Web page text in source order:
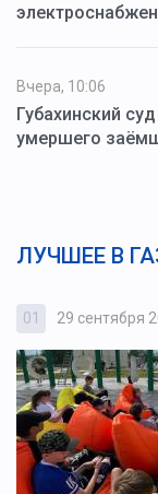
Вчера, 10:06
Губахинский
умершего
ЛУЧШЕЕ В
01 29 сентября